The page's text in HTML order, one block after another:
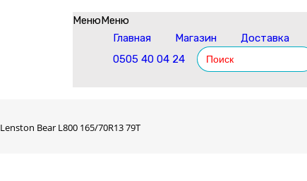
Skip
МенюМеню
Главная
Магазин Доставка
0505 40 04 24
Search
for:
Lenston Bear L800 165/70R13 79T